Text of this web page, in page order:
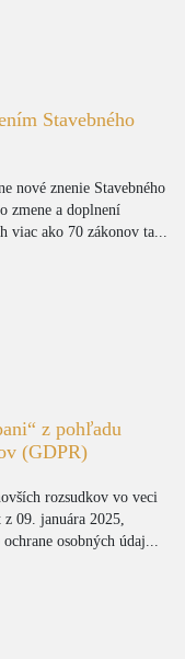
Stavebného
nové znenie Stavebného
zmene a doplnení
viac ako 70 zákonov ta...
z pohľadu
(GDPR)
rozsudkov vo veci
09. januára 2025,
osobných údaj...